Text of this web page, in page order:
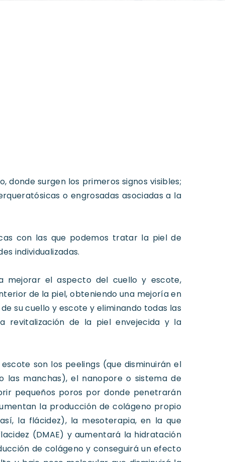
donde surgen los primeros signos visibles;
o engrosadas asociadas a la
con las que podemos tratar la piel de
individualizadas.
mejorar el aspecto del cuello y escote,
de la piel, obteniendo una mejoría en
su cuello y escote y eliminando todas las
revitalización de la piel envejecida y la
son los peelings (que disminuirán el
las manchas), el nanopore o sistema de
pequeños poros por donde penetrarán
la producción de colágeno propio
la flácidez), la mesoterapia, en la que
(DMAE) y aumentará la hidratación
de colágeno y conseguirá un efecto